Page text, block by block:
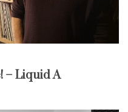
– Liquid A